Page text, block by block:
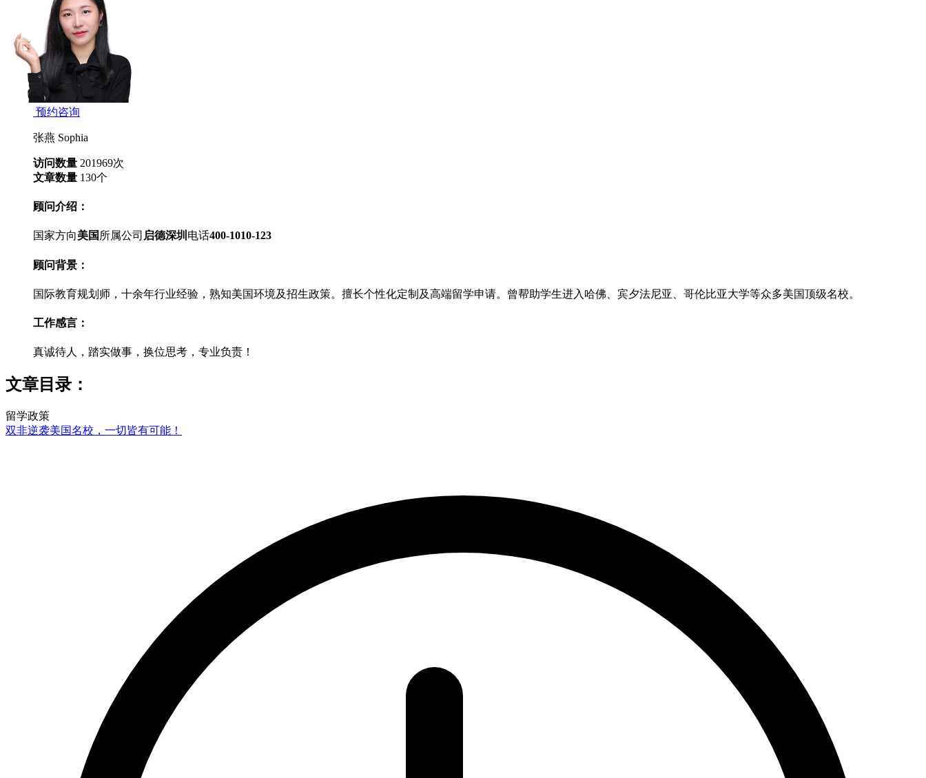
预约咨询
张燕 Sophia
访问数量 201969次
文章数量 130个
顾问介绍：
国家方向美国 所属公司 启德深圳 电话400-1010-123
顾问背景：
国际教育规划师，十余年行业经验，熟知美国环境及招生政策。擅长个性化定制及高端留学申请。曾帮助学生进入哈佛、宾夕法尼亚、哥伦比亚大学等众多美国顶级名校。
工作感言：
真诚待人，踏实做事，换位思考，专业负责！
文章目录：
留学政策
双非逆袭美国名校，一切皆有可能！